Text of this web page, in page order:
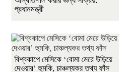
প্রধানমন্ত্রী
বিশ্বকাপে মেসিকে ‘বোমা মেরে উড়িয়ে
দেওয়ার’ হুমকি, চাঞ্চল্যকর তথ্য ফাঁস